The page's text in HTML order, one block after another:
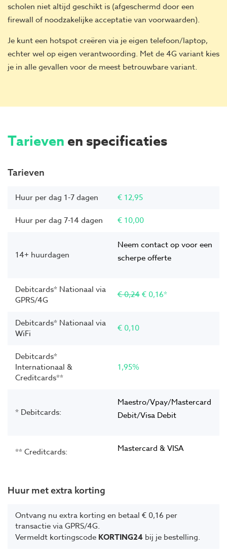
scholen niet altijd geschikt is (afgeschermd door een
firewall of noodzakelijke acceptatie van voorwaarden).
Je kunt een hotspot creëren via je eigen telefoon/laptop,
echter wel op eigen verantwoording. Met de 4G variant kies
je in alle gevallen voor de meest betrouwbare variant.
Tarieven en specificaties
Tarieven
Huur per dag 1-7 dagen € 12,95
Huur per dag 7-14 dagen € 10,00
14+ huurdagen
Neem contact op voor een
scherpe offerte
Debitcards* Nationaal via
GPRS/4G
€ 0,24€ 0,16*
Debitcards* Nationaal via
WiFi
€ 0,10
Debitcards*
Internationaal &
Creditcards**
1,95%
* Debitcards:
Maestro/Vpay/Mastercard
Debit/Visa Debit
** Creditcards: Mastercard & VISA
Huur met extra korting
Ontvang nu extra korting en betaal € 0,16 per
transactie via GPRS/4G.
Vermeldt kortingscode KORTING24 bij je bestelling.